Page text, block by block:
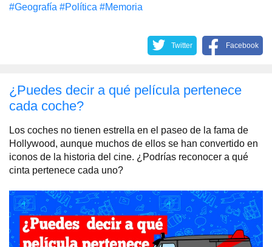
#Geografía #Política #Memoria
Twitter Facebook
¿Puedes decir a qué película pertenece
cada coche?
Los coches no tienen estrella en el paseo de la fama de
Hollywood, aunque muchos de ellos se han convertido en
iconos de la historia del cine. ¿Podrías reconocer a qué
cinta pertenece cada uno?